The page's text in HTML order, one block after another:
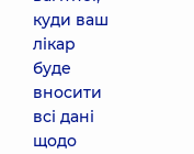
куди ваш
лікар
буде
вносити
всі дані
щодо